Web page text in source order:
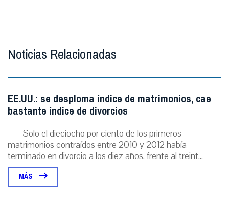
Noticias Relacionadas
EE.UU.: se desploma índice de matrimonios, cae
bastante índice de divorcios
Solo el dieciocho por ciento de los primeros
matrimonios contraídos entre 2010 y 2012 había
terminado en divorcio a los diez años, frente al treint...
MÁS